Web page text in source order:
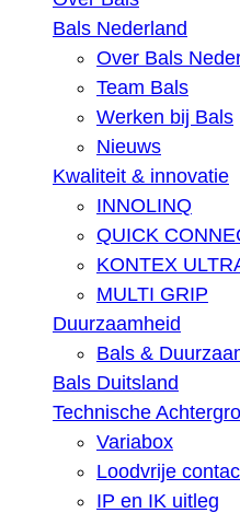
Bals Nederland
Over Bals
Team Bals
Werken bij Bals
Nieuws
Kwaliteit & innovatie
INNOLINQ
QUICK
KONTEX
MULTI GRIP
Duurzaamheid
Bals &
Bals Duitsland
Technische
Variabox
Loodvrije
IP en IK uitleg